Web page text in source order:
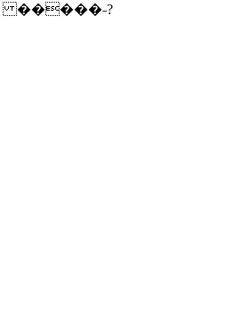
�����˗?